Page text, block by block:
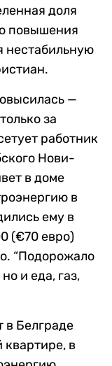
доля
повышения
нестабильную
—
за
работник
Нови-
в доме
в
ему в
(€70 евро)
“Подорожало
и еда, газ,
Белграде
квартире, в